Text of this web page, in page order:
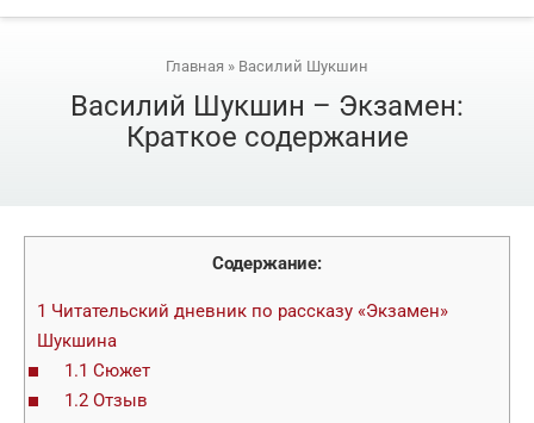
Главная » Василий Шукшин
Василий Шукшин – Экзамен:
Краткое содержание
Содержание:
1 Читательский дневник по рассказу «Экзамен»
Шукшина
1.1 Сюжет
1.2Отзыв